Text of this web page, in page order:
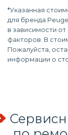
*Указанная
для бренда
в зависимости
факторов. В
Пожалуйста,
информации о